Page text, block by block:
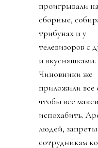
проигрывали
сборные,
трибунах и у
телевизоров с
и вкусняшками.
Чиновники же
приложили все
чтобы все
испохабить.
людей, запреты
сотрудникам